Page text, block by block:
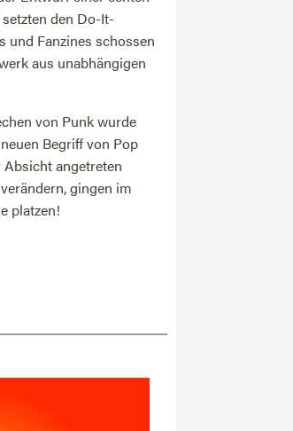
den Do-It-
und Fanzines schossen
aus unabhängigen
von Punk wurde
Begriff von Pop
Absicht angetreten
gingen im
platzen!